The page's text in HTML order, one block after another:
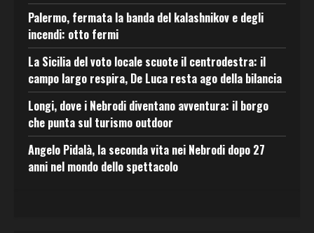
Palermo, fermata la banda del kalashnikov e degli
incendi: otto fermi
La Sicilia del voto locale scuote il centrodestra: il
campo largo respira, De Luca resta ago della bilancia
Longi, dove i Nebrodi diventano avventura: il borgo
che punta sul turismo outdoor
Angelo Pidalà, la seconda vita nei Nebrodi dopo 27
anni nel mondo dello spettacolo